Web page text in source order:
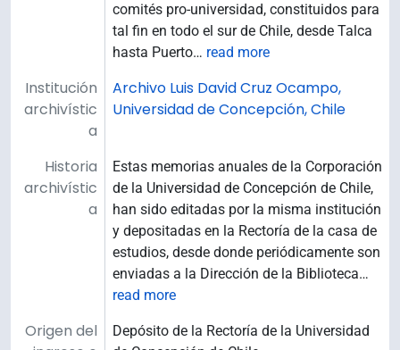
comités pro-universidad, constituidos para
tal fin en todo el sur de Chile, desde Talca
hasta Puerto… read more
Institución
archivístic
a
Archivo Luis David Cruz Ocampo,
Universidad de Concepción, Chile
Historia
archivístic
a
Estas memorias anuales de la Corporación
de la Universidad de Concepción de Chile,
han sido editadas por la misma institución
y depositadas en la Rectoría de la casa de
estudios, desde donde periódicamente son
enviadas a la Dirección de la Biblioteca…
read more
Origen del
Depósito de la Rectoría de la Universidad